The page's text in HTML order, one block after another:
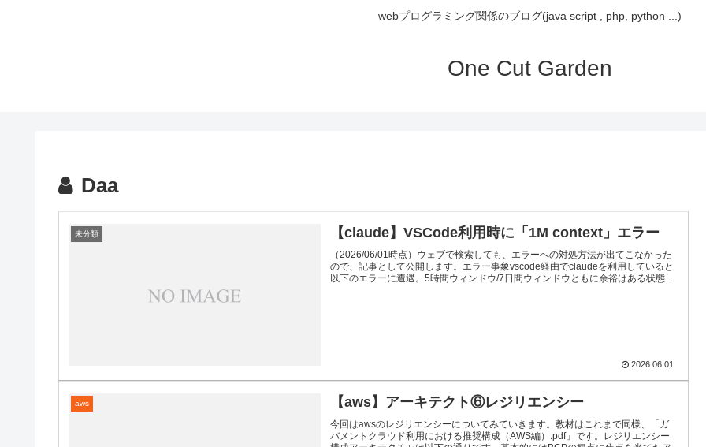
webプログラミング関係のブログ(java script , php, python ...)
One Cut Garden
Daa
未分類 【claude】VSCode利用時に「1M context」エラー
（2026/06/01時点）ウェブで検索しても、エラーへの対処方法が出てこなかった
ので、記事として公開します。エラー事象vscode経由でclaudeを利用していると
以下のエラーに遭遇。5時間ウィンドウ/7日間ウィンドウともに余裕はある状態...
2026.06.01
aws 【aws】アーキテクト⑥レジリエンシー
今回はawsのレジリエンシーについてみていきます。教材はこれまで同様、「ガ
バメントクラウド利用における推奨構成（AWS編）.pdf」です。レジリエンシー